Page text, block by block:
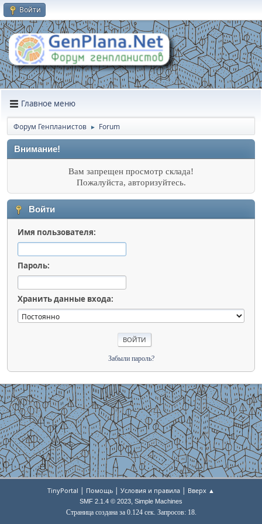
Войти
Главное меню
Форум Генпланистов ► Forum
Внимание!
Вам запрещен просмотр склада!
Пожалуйста, авторизуйтесь.
Войти
Имя пользователя:
Пароль:
Хранить данные входа:
Забыли пароль?
TinyPortal | Помощь | Условия и правила | Вверх ▲
SMF 2.1.4 © 2023, Simple Machines
Страница создана за 0.124 сек. Запросов: 18.